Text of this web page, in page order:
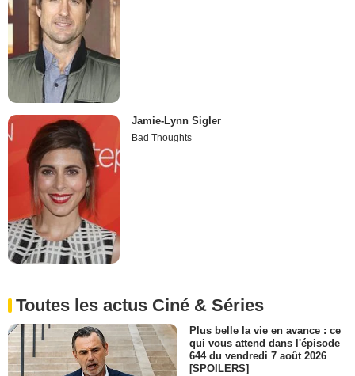
Jamie-Lynn Sigler
Bad Thoughts
Toutes les actus Ciné & Séries
Plus belle la vie en avance : ce
qui vous attend dans l'épisode
644 du vendredi 7 août 2026
[SPOILERS]